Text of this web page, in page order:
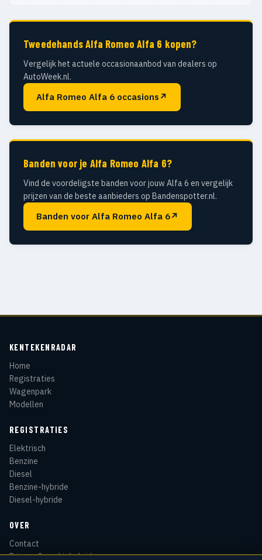
Tweedehands Alfa Romeo Alfa 6 kopen?
Vergelijk het actuele occasionaanbod van dealers op
AutoWeek.nl.
Alfa Romeo Alfa 6 occasions ↗
Banden voor je Alfa Romeo Alfa 6?
Vind de voordeligste banden voor jouw Alfa 6 en vergelijk
prijzen van de beste aanbieders op Bandenspotter.nl.
Banden voor Alfa Romeo Alfa 6↗
KENTEKENRADAR
Home
Registraties
Wagenpark
Modellen
REGISTRATIES
Elektrisch
Benzine
Diesel
Benzine-hybride
Diesel-hybride
OVER
Contact
Privacy & cookiebeleid